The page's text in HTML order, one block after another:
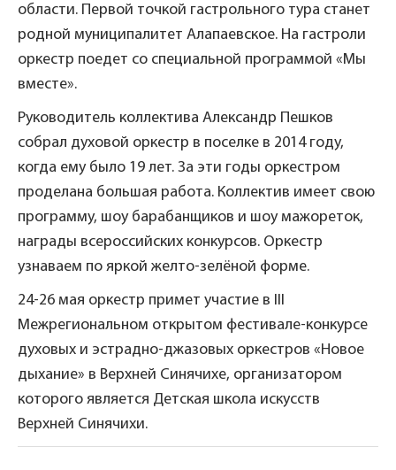
области. Первой точкой гастрольного тура станет
родной муниципалитет Алапаевское. На гастроли
оркестр поедет со специальной программой «Мы
вместе».
Руководитель коллектива Александр Пешков
собрал духовой оркестр в поселке в 2014 году,
когда ему было 19 лет. За эти годы оркестром
проделана большая работа. Коллектив имеет свою
программу, шоу барабанщиков и шоу мажореток,
награды всероссийских конкурсов. Оркестр
узнаваем по яркой желто-зелёной форме.
24-26 мая оркестр примет участие в III
Межрегиональном открытом фестивале-конкурсе
духовых и эстрадно-джазовых оркестров «Новое
дыхание» в Верхней Синячихе, организатором
которого является Детская школа искусств
Верхней Синячихи.